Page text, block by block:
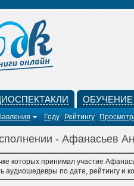
Году Рейтингу
- Афанасьев
которых принимал участие
аудиошедевры по дате, рейтингу и